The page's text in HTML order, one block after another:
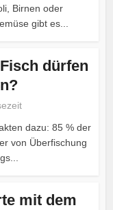
Birnen oder
gibt es...
dürfen
dazu: 85 % der
von Überfischung
mit dem